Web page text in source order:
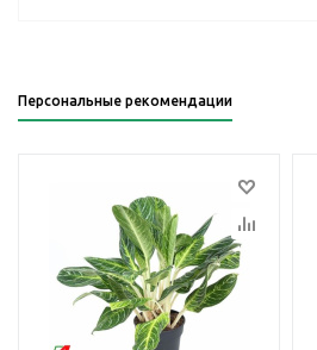
Персональные рекомендации